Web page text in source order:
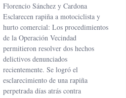
Florencio Sánchez y Cardona
Esclarecen rapiña a motociclista y
hurto comercial: Los procedimientos
de la Operación Vecindad
permitieron resolver dos hechos
delictivos denunciados
recientemente. Se logró el
esclarecimiento de una rapiña
perpetrada días atrás contra